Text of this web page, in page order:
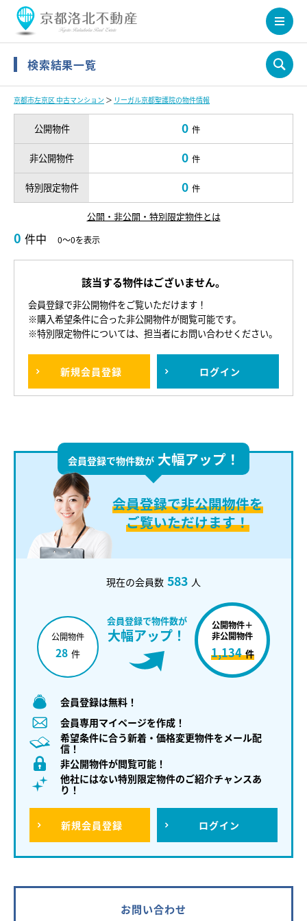
検索結果一覧
京都市左京区 中古マンション ＞ リーガル京都聖護院の物件情報
公開物件 0 件
非公開物件 0 件
特別限定物件 0 件
公開・非公開・特別限定物件とは
0 件中 0～0を表示
該当する物件はございません。
会員登録で非公開物件をご覧いただけます！
※購入希望条件に合った非公開物件が閲覧可能です。
※特別限定物件については、担当者にお問い合わせください。
新規会員登録 ログイン
会員登録で物件数が 大幅アップ！
会員登録で非公開物件を
ご覧いただけます！
現在の会員数 583 人
会員登録で物件数が
大幅アップ！
公開物件
28 件
公開物件＋
非公開物件
1,134 件
会員登録は無料！
会員専用マイページを作成！
希望条件に合う新着・価格変更物件をメール配
信！
非公開物件が閲覧可能！
他社にはない特別限定物件のご紹介チャンスあ
り！
新規会員登録 ログイン
お問い合わせ